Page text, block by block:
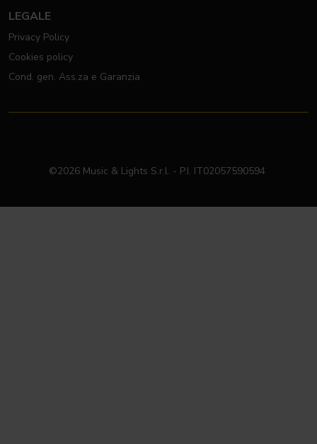
LEGALE
Privacy Policy
Cookies policy
Cond. gen. Ass.za e Garanzia
©2026 Music & Lights S.r.l. - P.I. IT02057590594